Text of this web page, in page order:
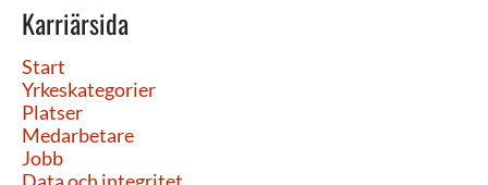
Karriärsida
Start
Yrkeskategorier
Platser
Medarbetare
Jobb